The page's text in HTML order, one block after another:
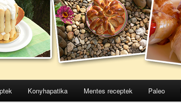
Konyhapatika Mentes receptek Paleo